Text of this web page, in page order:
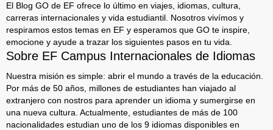
El Blog GO de EF ofrece lo último en viajes, idiomas, cultura,
carreras internacionales y vida estudiantil. Nosotros vivímos y
respiramos estos temas en EF y esperamos que GO te inspire,
emocione y ayude a trazar los siguientes pasos en tu vida.
Sobre EF Campus Internacionales de Idiomas
Nuestra misión es simple: abrir el mundo a través de la educación.
Por más de 50 años, millones de estudiantes han viajado al
extranjero con nostros para aprender un idioma y sumergirse en
una nueva cultura. Actualmente, estudiantes de más de 100
nacionalidades estudian uno de los 9 idiomas disponibles en